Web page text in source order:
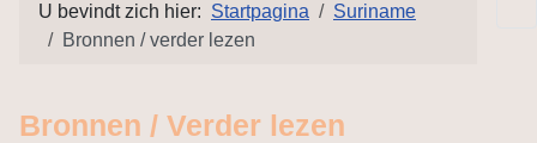
U bevindt zich hier: Startpagina
Suriname
Bronnen / verder lezen
Bronnen / Verder lezen